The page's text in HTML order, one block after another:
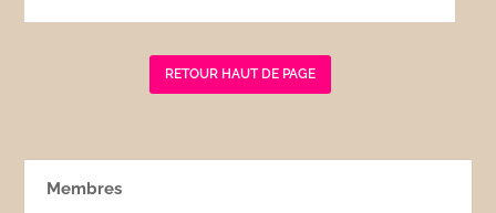
RETOUR HAUT DE PAGE
Membres